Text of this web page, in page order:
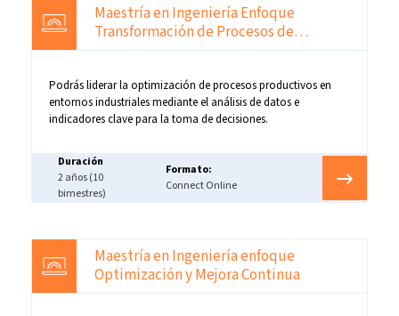
Maestría en Ingeniería Enfoque
Transformación de Procesos de
Podrás liderar la optimización de procesos productivos en
entornos industriales mediante el análisis de datos e
indicadores clave para la toma de decisiones.
Duración
2 años (10
bimestres)
Formato:
Connect Online
Maestría en Ingeniería enfoque
Optimización y Mejora Continua